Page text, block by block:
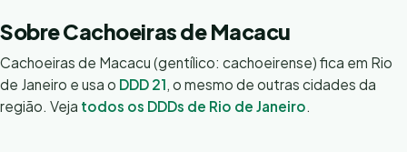
Sobre Cachoeiras de Macacu
Cachoeiras de Macacu (gentílico: cachoeirense) fica em Rio
de Janeiro e usa o DDD 21, o mesmo de outras cidades da
região. Veja todos os DDDs de Rio de Janeiro.